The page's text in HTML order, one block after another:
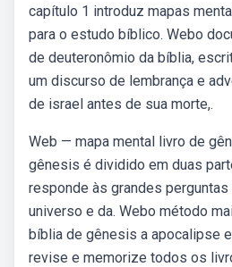
capítulo 1 introduz mapas
para o estudo bíblico. Webo
de deuteronômio da bíblia,
um discurso de lembrança e
de israel antes de sua morte,.
Web — mapa mental livro de
gênesis é dividido em duas
responde às grandes
universo e da. Webo método
bíblia de gênesis a apocalipse
revise e memorize todos os